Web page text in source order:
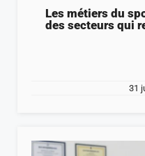
Les métiers du
des secteurs qui
31